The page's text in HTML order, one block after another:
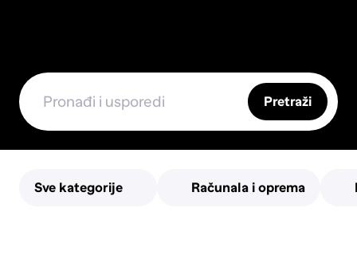
Pretraži
Sve kategorije Računala i oprema